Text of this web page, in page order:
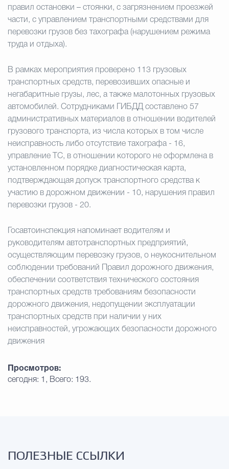
Открытые
правил остановки – стоянки, с загрязнением проезжей
части, с управлением транспортными средствами для
перевозки грузов без тахографа (нарушением режима
труда и отдыха).
В рамках мероприятия проверено 113 грузовых
транспортных средств, перевозивших опасные и
негабаритные грузы, лес, а также малотонных грузовых
автомобилей. Сотрудниками ГИБДД составлено 57
административных материалов в отношении водителей
грузового транспорта, из числа которых в том числе
неисправность либо отсутствие тахографа - 16,
управление ТС, в отношении которого не оформлена в
установленном порядке диагностическая карта,
подтверждающая допуск транспортного средства к
участию в дорожном движении - 10, нарушения правил
перевозки грузов - 20.
Госавтоинспекция напоминает водителям и
руководителям автотранспортных предприятий,
осуществляющим перевозку грузов, о неукоснительном
соблюдении требований Правил дорожного движения,
обеспечении соответствия технического состояния
транспортных средств требованиям безопасности
дорожного движения, недопущении эксплуатации
транспортных средств при наличии у них
неисправностей, угрожающих безопасности дорожного
движения
Просмотров:
сегодня: 1, Всего: 193.
ПОЛЕЗНЫЕ ССЫЛКИ